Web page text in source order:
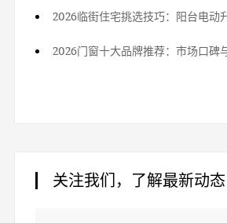
关注我们，了解最新动态